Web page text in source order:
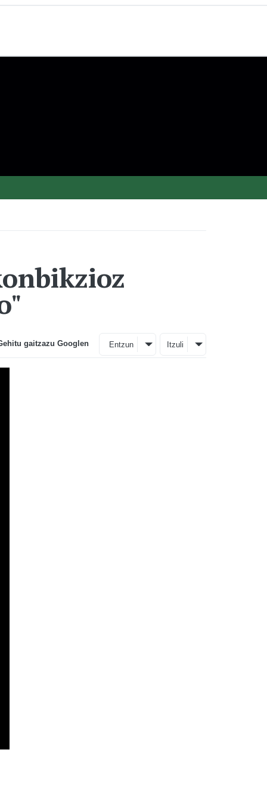
gaitzazu Googlen Entzun Itzuli